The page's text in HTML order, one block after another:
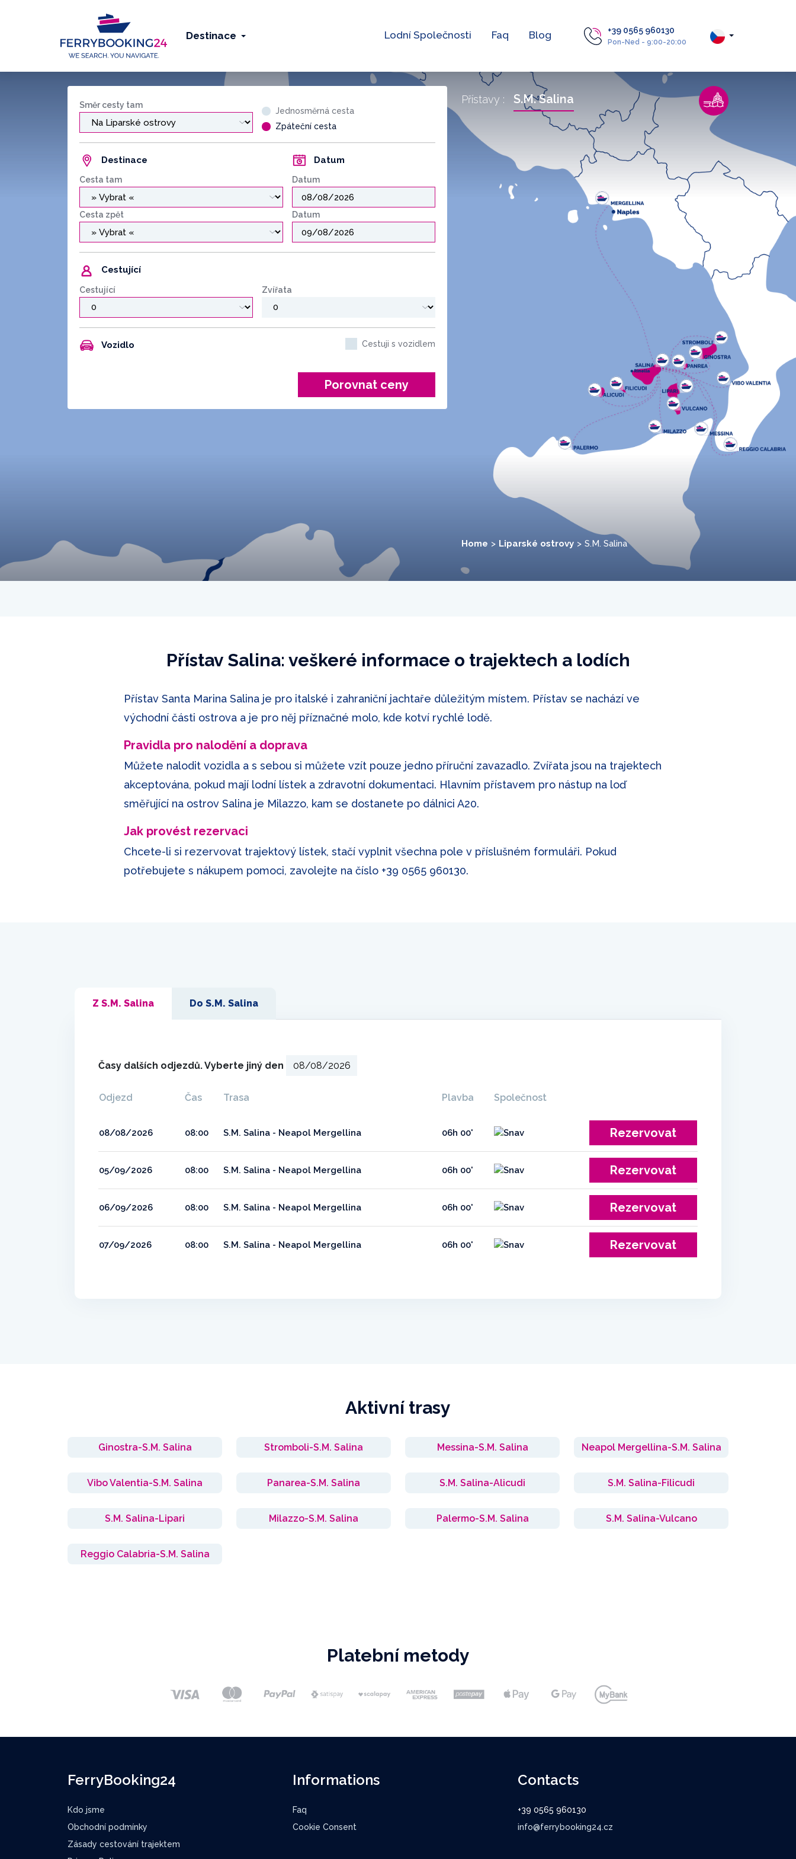
Destinace Lodní Společnosti Faq Blog +39 0565 960130
Pon-Ned - 9:00-20:00
Směr cesty tam
Jednosměrná cesta
Zpáteční cesta
Destinace
Cesta tam
Datum
Datum
Cesta zpět Datum
Cestující
Cestující Zvířata
Vozidlo Cestuji s vozidlem
Porovnat ceny
Přístavy : S.M. Salina
Home Liparské ostrovy S.M. Salina
Přístav Salina: veškeré informace o trajektech a lodích
Přístav Santa Marina Salina je pro italské i zahraniční jachtaře důležitým místem. Přístav se nachází ve
východní části ostrova a je pro něj příznačné molo, kde kotví rychlé lodě.
Pravidla pro nalodění a doprava
Můžete nalodit vozidla a s sebou si můžete vzít pouze jedno příruční zavazadlo. Zvířata jsou na trajektech
akceptována, pokud mají lodní lístek a zdravotní dokumentaci. Hlavním přístavem pro nástup na loď
směřující na ostrov Salina je Milazzo, kam se dostanete po dálnici A20.
Jak provést rezervaci
Chcete-li si rezervovat trajektový lístek, stačí vyplnit všechna pole v příslušném formuláři. Pokud
potřebujete s nákupem pomoci, zavolejte na číslo +39 0565 960130.
Z S.M. Salina Do S.M. Salina
Časy dalších odjezdů. Vyberte jiný den
Odjezd Čas Trasa Plavba Společnost
08/08/2026 08:00 S.M. Salina - Neapol Mergellina 06h 00' Rezervovat
05/09/2026 08:00 S.M. Salina - Neapol Mergellina 06h 00' Rezervovat
06/09/2026 08:00 S.M. Salina - Neapol Mergellina 06h 00' Rezervovat
07/09/2026 08:00 S.M. Salina - Neapol Mergellina 06h 00' Rezervovat
Aktivní trasy
Ginostra-S.M. Salina Stromboli-S.M. Salina Messina-S.M. Salina Neapol Mergellina-S.M. Salina
Vibo Valentia-S.M. Salina Panarea-S.M. Salina S.M. Salina-Alicudi S.M. Salina-Filicudi
S.M. Salina-Lipari Milazzo-S.M. Salina Palermo-S.M. Salina S.M. Salina-Vulcano
Reggio Calabria-S.M. Salina
Platební metody
FerryBooking24
Kdo jsme
Obchodní podmínky
Zásady cestování trajektem
Informations
Faq
Cookie Consent
Contacts
+39 0565 960130
info@ferrybooking24.cz